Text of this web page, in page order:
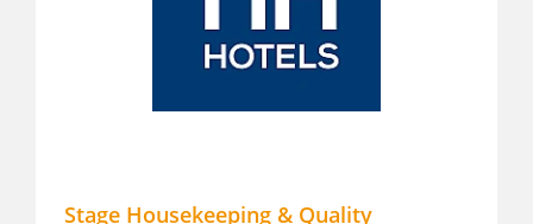
Housekeeping & Quality